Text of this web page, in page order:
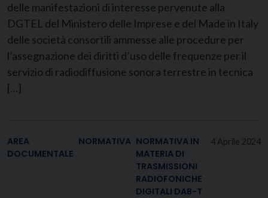
delle manifestazioni di interesse pervenute alla
DGTEL del Ministero delle Imprese e del Made in Italy
delle società consortili ammesse alle procedure per
l’assegnazione dei diritti d’uso delle frequenze per il
servizio di radiodiffusione sonora terrestre in tecnica
[…]
4 Aprile 2024
AREA
DOCUMENTALE
NORMATIVA NORMATIVA IN
MATERIA DI
TRASMISSIONI
RADIOFONICHE
DIGITALI DAB-T